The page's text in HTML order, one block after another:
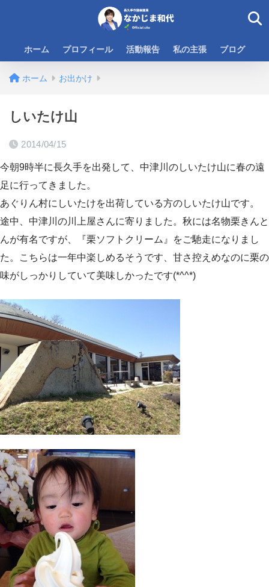
ホーム プロフィール 活動報告 私の主張 ブログ
ホーム お出かけ
しいたけ山
2014/04/15
今朝9時半に長久手を出発して、中津川のしいたけ山に春の遠
足に行ってきました。
あぐりん村にしいたけを出荷している方のしいたけ山です。
途中、中津川の川上屋さんに寄りました。秋には名物栗きんと
んが有名ですが、『栗ソフトクリーム』をご馳走になりまし
た。こちらは一年中楽しめるそうです、甘さ控えめなのに栗の
味がしっかりしていて美味しかったです(*^^*)